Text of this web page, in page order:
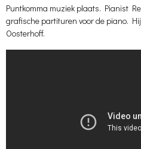
Puntkomma muziek plaats. Pianist
grafische partituren voor de piano.
Oosterhoff.